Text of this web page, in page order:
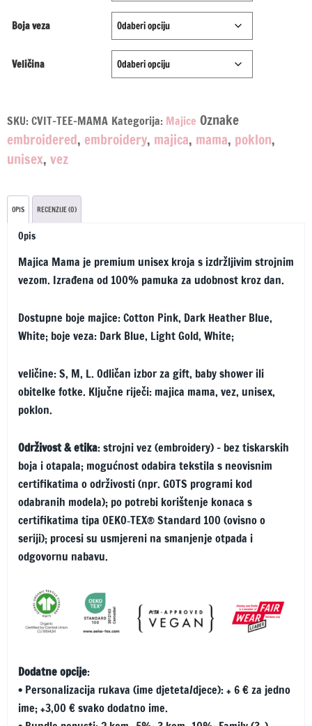
Boja veza
Veličina
l
t
e
n
a
SKU: CVIT-TEE-MAMA Kategorija: Majice Oznake
embroidered, embroidery, majica, mama, poklon,
unisex, vez
OPIS RECENZIJE (0)
Opis
Majica Mama je premium unisex kroja s izdržljivim strojnim
vezom. Izrađena od 100% pamuka za udobnost kroz dan.
Dostupne boje majice: Cotton Pink, Dark Heather Blue,
White; boje veza: Dark Blue, Light Gold, White;
veličine: S, M, L. Odličan izbor za gift, baby shower ili
obitelke fotke. Ključne riječi: majica mama, vez, unisex,
poklon.
Održivost & etika: strojni vez (embroidery) – bez tiskarskih
boja i otapala; mogućnost odabira tekstila s neovisnim
certifikatima o održivosti (npr. GOTS programi kod
odabranih modela); po potrebi korištenje konaca s
certifikatima tipa OEKO‑TEX® Standard 100 (ovisno o
seriji); procesi su usmjereni na smanjenje otpada i
odgovornu nabavu.
Dodatne opcije:
• Personalizacija rukava (ime djeteta/djece): + 6 € za jedno
ime; +3,00 € svako dodatno ime.